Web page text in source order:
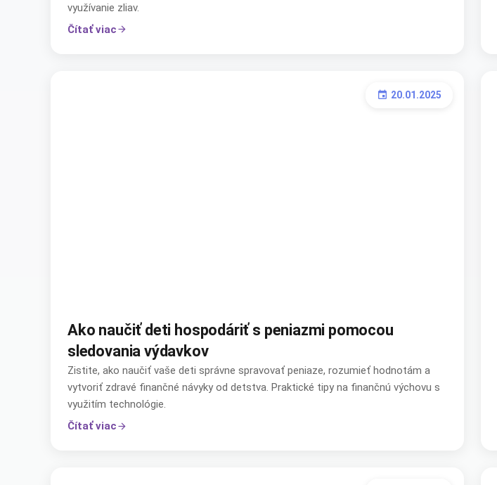
využívanie zliav.
Čítať viac arrow_forward
event 20.01.2025
Ako naučiť deti hospodáriť s peniazmi pomocou
sledovania výdavkov
Zistite, ako naučiť vaše deti správne spravovať peniaze, rozumieť hodnotám a
vytvoriť zdravé finančné návyky od detstva. Praktické tipy na finančnú výchovu s
využitím technológie.
Čítať viac arrow_forward